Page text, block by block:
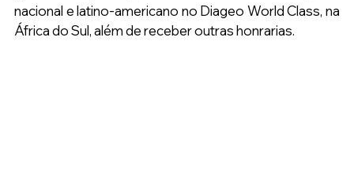
nacional e latino-americano no Diageo World Class, na
África do Sul, além de receber outras honrarias.